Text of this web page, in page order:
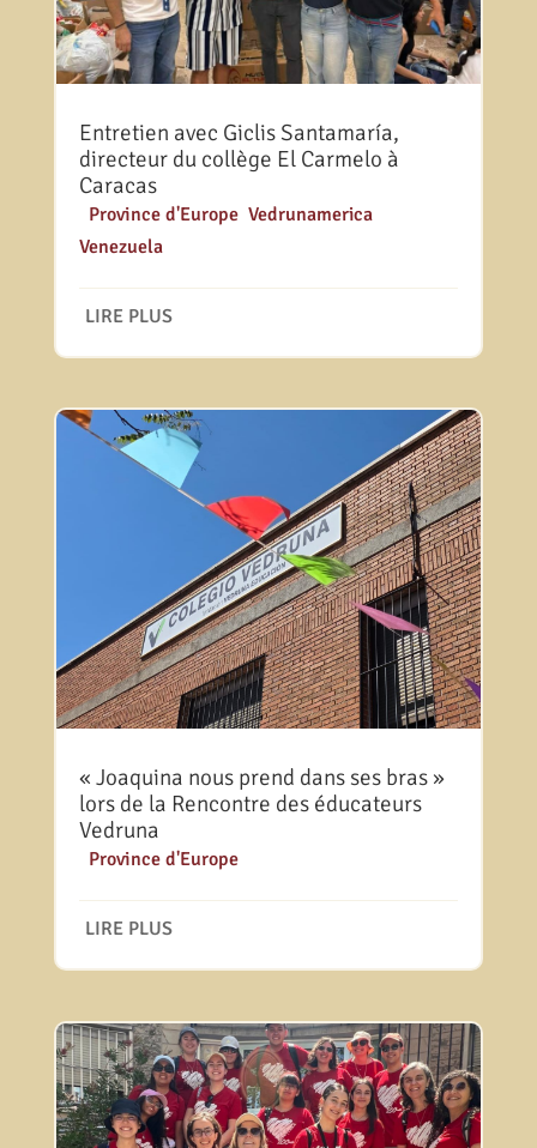
Entretien avec Giclis Santamaría,
directeur du collège El Carmelo à
Caracas
Province d'Europe, Vedrunamerica,
Venezuela
LIRE PLUS
« Joaquina nous prend dans ses bras »
lors de la Rencontre des éducateurs
Vedruna
Province d'Europe
LIRE PLUS